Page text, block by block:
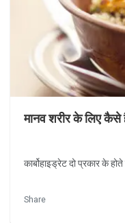
मानव शरीर के लिए कैसे
कार्बोहाइड्रेट दो प्रकार के
Share